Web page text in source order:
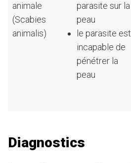
animale
(Scabies
animalis)
parasite sur la
peau
le parasite est
incapable de
pénétrer la
peau
Diagnostics